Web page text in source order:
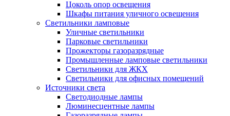
Цоколь опор освещения
Шкафы питания уличного освещения
Светильники ламповые
Уличные светильники
Парковые светильники
Прожекторы газоразрядные
Промышленные ламповые светильники
Светильники для ЖКХ
Светильники для офисных помещений
Источники света
Светодиодные лампы
Люминесцентные лампы